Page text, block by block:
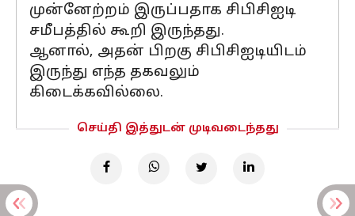
முன்னேற்றம் இருப்பதாக சிபிசிஐடி
சமீபத்தில் கூறி இருந்தது.
ஆனால், அதன் பிறகு சிபிசிஐடியிடம்
இருந்து எந்த தகவலும்
கிடைக்கவில்லை.
செய்தி இத்துடன் முடிவடைந்தது